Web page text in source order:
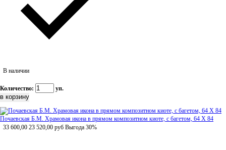
В наличии
Количество: уп.
Почаевская Б.М. Храмовая икона в прямом композитном киоте, с багетом, 64 Х 84
33 600,00 23 520,00 руб Выгода 30%